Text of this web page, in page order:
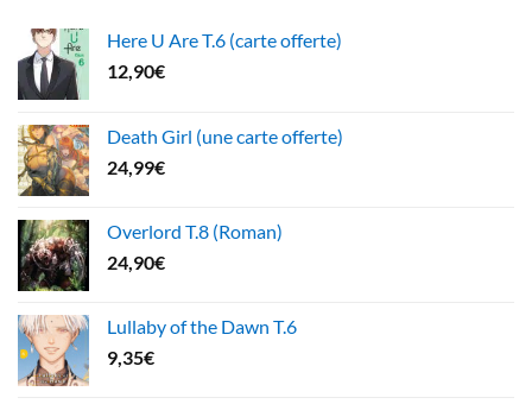
Here U Are T.6 (carte offerte)
12,90€
Death Girl (une carte offerte)
24,99€
Overlord T.8 (Roman)
24,90€
Lullaby of the Dawn T.6
9,35€